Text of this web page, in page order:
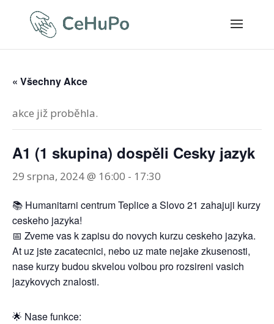
« Všechny Akce
akce již proběhla.
A1 (1 skupina) dospěli Cesky jazyk
29 srpna, 2024 @ 16:00 - 17:30
📚 Humanitarni centrum Teplice a Slovo 21 zahajuji kurzy
ceskeho jazyka!
📅 Zveme vas k zapisu do novych kurzu ceskeho jazyka.
At uz jste zacatecnici, nebo uz mate nejake zkusenosti,
nase kurzy budou skvelou volbou pro rozsireni vasich
jazykovych znalosti.
🌟 Nase funkce: